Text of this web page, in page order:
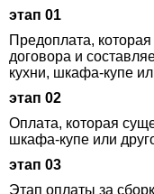
этап 01
Предоплата,
договора и
кухни, шкафа-купе
этап 02
Оплата, которая
шкафа-купе или
этап 03
Этап оплаты за